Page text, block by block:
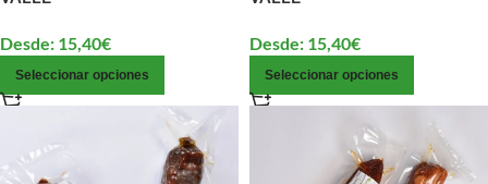
Desde: 15,40€
Seleccionar opciones
Desde: 15,40€
Seleccionar opciones